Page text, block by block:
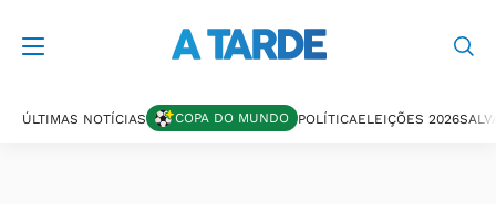
ÚLTIMAS NOTÍCIAS COPA DO MUNDO POLÍTICAELEIÇÕES 2026